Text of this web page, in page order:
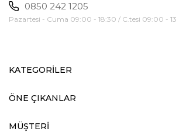
0850 242 1205
Pazartesi - Cuma 09:00 - 18:30 / C.tesi 09:00 -
KATEGORİLER
ÖNE ÇIKANLAR
MÜŞTERİ